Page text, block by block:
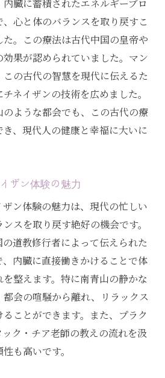
気功療法の組み合わせで得ら
現代にどのように適用される
静かな環境がもたらすリラク
レッシュするチネイザンの魅
のセラピーの具体的な施術内
目するチネイザンの効果とは
医学的研究の最新成果
ネイザンと現代医学の連携
健康に与える多面的な影響
化機能改善を一度に！南青山
臓に蓄積されたエネルギーブロ
心と体のバランスを取り戻すこ
。この療法は古代中国の皇帝や
果が認められていました。マン
の古代の智慧を現代に伝えるた
ネイザンの技術を広めました。
ような都会でも、この古代の療
、現代人の健康と幸福に大いに
ザン体験の魅力
ン体験の魅力は、現代の忙しい
スを取り戻す絶好の機会です。
道教修行者によって伝えられた
内臓に直接働きかけることで体
整えます。特に南青山の静かな
会の喧騒から離れ、リラックス
ことができます。また、プラク
ク・チア老師の教えの流れを汲
も高いです。